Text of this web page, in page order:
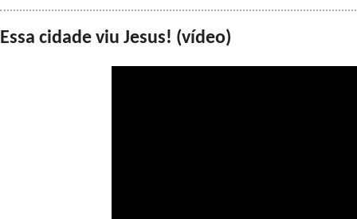
Essa cidade viu Jesus! (vídeo)